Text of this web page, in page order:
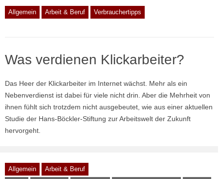
Allgemein Arbeit & Beruf Verbrauchertipps
Was verdienen Klickarbeiter?
Das Heer der Klickarbeiter im Internet wächst. Mehr als ein
Nebenverdienst ist dabei für viele nicht drin. Aber die Mehrheit von
ihnen fühlt sich trotzdem nicht ausgebeutet, wie aus einer aktuellen
Studie der Hans-Böckler-Stiftung zur Arbeitswelt der Zukunft
hervorgeht.
Allgemein
Arbeit & Beruf